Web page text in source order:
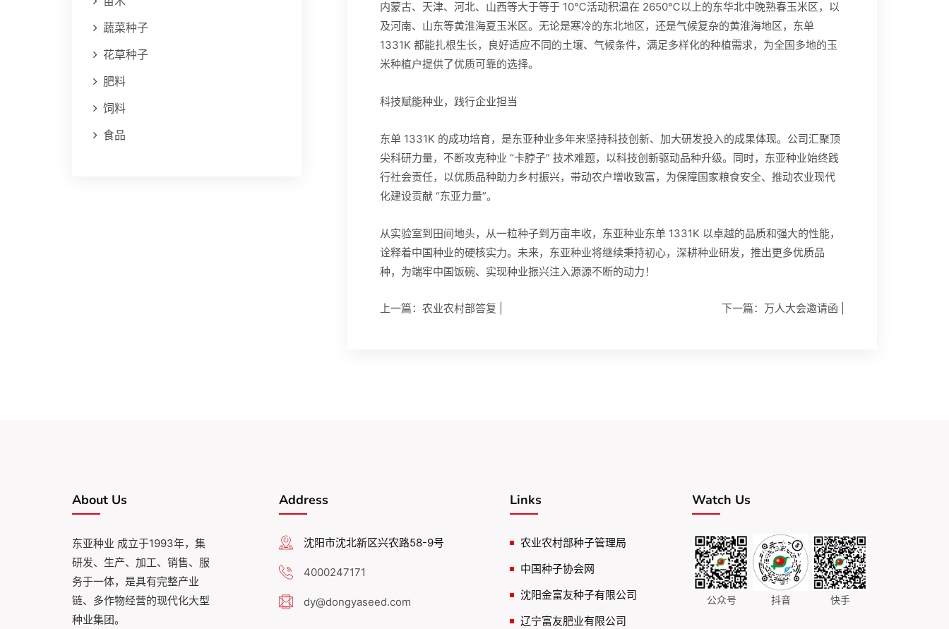
蔬菜种子
花草种子
肥料
饲料
食品
内蒙古、天津、河北、山西等大于等于 10℃活动积温在 2650℃以上的东华北中晚熟春玉米区，以
及河南、山东等黄淮海夏玉米区。无论是寒冷的东北地区，还是气候复杂的黄淮海地区，东单
1331K 都能扎根生长，良好适应不同的土壤、气候条件，满足多样化的种植需求，为全国多地的玉
米种植户提供了优质可靠的选择。
科技赋能种业，践行企业担当
东单 1331K 的成功培育，是东亚种业多年来坚持科技创新、加大研发投入的成果体现。公司汇聚顶
尖科研力量，不断攻克种业 “卡脖子” 技术难题，以科技创新驱动品种升级。同时，东亚种业始终践
行社会责任，以优质品种助力乡村振兴，带动农户增收致富，为保障国家粮食安全、推动农业现代
化建设贡献 “东亚力量”。
从实验室到田间地头，从一粒种子到万亩丰收，东亚种业东单 1331K 以卓越的品质和强大的性能，
诠释着中国种业的硬核实力。未来，东亚种业将继续秉持初心，深耕种业研发，推出更多优质品
种，为端牢中国饭碗、实现种业振兴注入源源不断的动力！
上一篇： 农业农村部答复 | 下一篇： 万人大会邀请函 |
About Us
东亚种业 成立于1993年，集
研发、生产、加工、销售、服
务于一体，是具有完整产业
链、多作物经营的现代化大型
种业集团。
Address
沈阳市沈北新区兴农路58-9号
4000247171
dy@dongyaseed.com
Links
农业农村部种子管理局
中国种子协会网
沈阳金富友种子有限公司
辽宁富友肥业有限公司
Watch Us
公众号 抖音 快手